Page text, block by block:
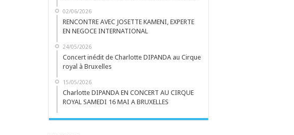
02/06/2026
RENCONTRE AVEC JOSETTE KAMENI, EXPERTE
EN NEGOCE INTERNATIONAL
24/05/2026
Concert inédit de Charlotte DIPANDA au Cirque
royal à Bruxelles
15/05/2026
Charlotte DIPANDA EN CONCERT AU CIRQUE
ROYAL SAMEDI 16 MAI A BRUXELLES